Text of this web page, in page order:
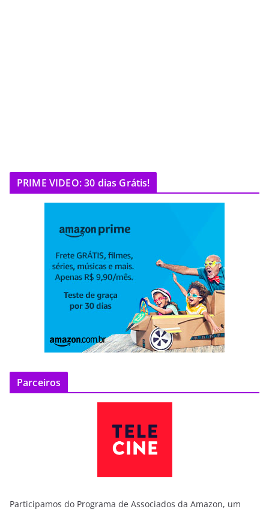
PRIME VIDEO: 30 dias Grátis!
Parceiros
Participamos do Programa de Associados da Amazon, um